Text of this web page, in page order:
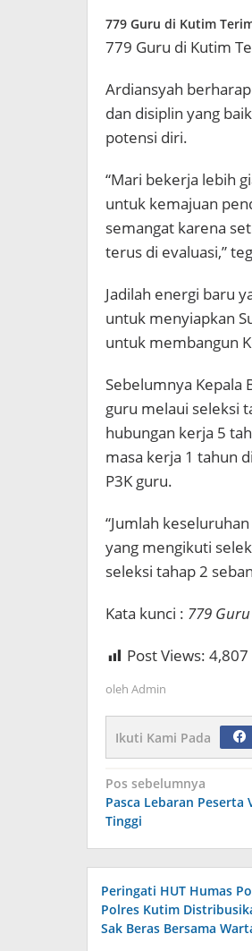
779 Guru di Kutim
779 Guru di Kutim
Ardiansyah
dan disiplin yang
potensi diri.
“Mari bekerja lebih
untuk kemajuan
semangat karena
terus di evaluasi,”
Jadilah energi baru
untuk menyiapkan
untuk membangun
Sebelumnya Kepala
guru melaui seleksi
hubungan kerja 5
masa kerja 1 tahun
P3K guru.
“Jumlah
yang mengikuti
seleksi tahap 2
Kata kunci : 779
Post Views: 4,807
oleh Admin
Ikuti Kami Pada
Navigasi
pos
Pos sebelumnya
Pasca Lebaran Peserta
Tinggi
Peringati HUT Humas
Polres Kutim
Sak Beras Bersama